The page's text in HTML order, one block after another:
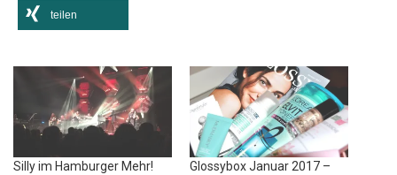
teilen
Silly im Hamburger Mehr!
Glossybox Januar 2017 –